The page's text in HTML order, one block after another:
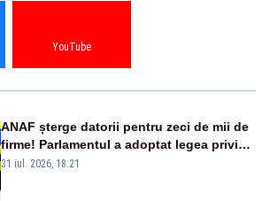
YouTube
ANAF șterge datorii pentru zeci de mii de
firme! Parlamentul a adoptat legea privind
amnistia fiscală
31 iul. 2026, 18:21